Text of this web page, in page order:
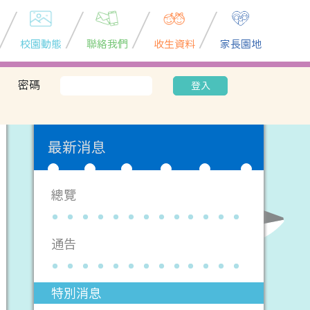
校園動態 聯絡我們 收生資料 家長園地
密碼 登入
最新消息
總覽
通告
特別消息